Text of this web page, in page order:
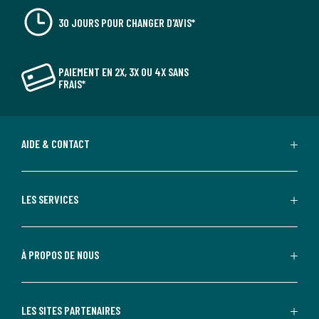
30 JOURS POUR CHANGER D'AVIS*
PAIEMENT EN 2X, 3X OU 4X SANS
FRAIS*
AIDE & CONTACT
LES SERVICES
À PROPOS DE NOUS
LES SITES PARTENAIRES